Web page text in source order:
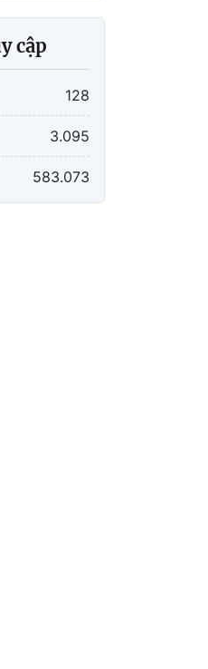
cập
128
3.095
583.073